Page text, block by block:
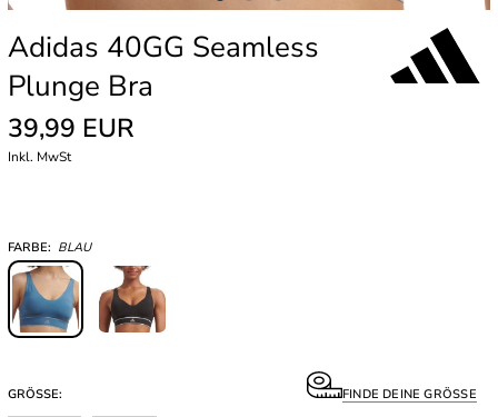
Adidas 40GG Seamless
Plunge Bra
39,99 EUR
Inkl. MwSt
FARBE: BLAU
GRÖSSE: FINDE DEINE GRÖSSE